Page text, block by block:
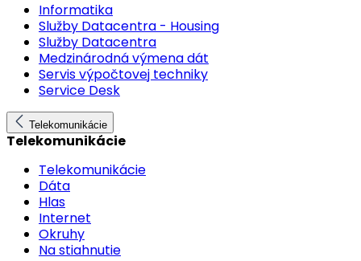
Informatika
Služby Datacentra - Housing
Služby Datacentra
Medzinárodná výmena dát
Servis výpočtovej techniky
Service Desk
Telekomunikácie
Telekomunikácie
Telekomunikácie
Dáta
Hlas
Internet
Okruhy
Na stiahnutie